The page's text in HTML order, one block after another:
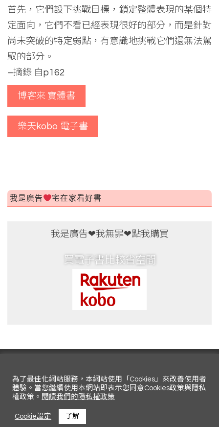
首先，它們設下挑戰目標，鎖定整體表現的某個特
定面向，它們不看已經表現很好的部分，而是針對
尚未突破的特定弱點，有意識地挑戰它們還無法駕
馭的部分。
–摘錄 自p162
博客來 實體書
樂天kobo 電子書
我是廣告 宅在家看好書
買電子書比較省空間
為了最佳化網站服務，本網站使用「Cookies」來改善使用者
體驗。當您繼續使用本網站即表示您同意Cookies政策與隱私
權政策。 閱讀我們的隱私權政策
Cookie設定 了解